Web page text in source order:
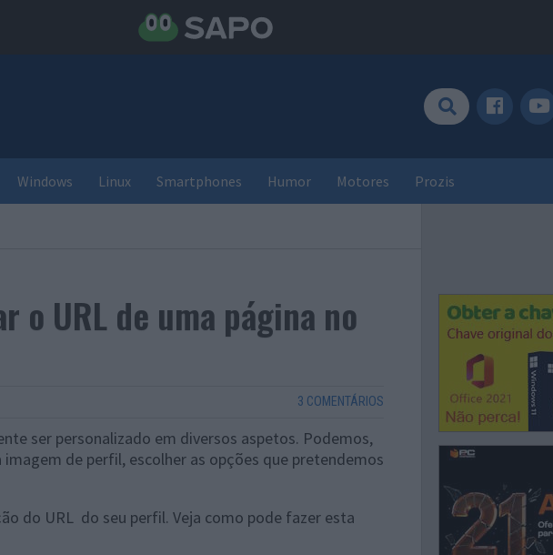
Windows Linux Smartphones Humor Motores Prozis
o URL de uma página no
3 COMENTÁRIOS
ser personalizado em diversos aspetos. Podemos,
de perfil, escolher as opções que pretendemos
do URL do seu perfil. Veja como pode fazer esta